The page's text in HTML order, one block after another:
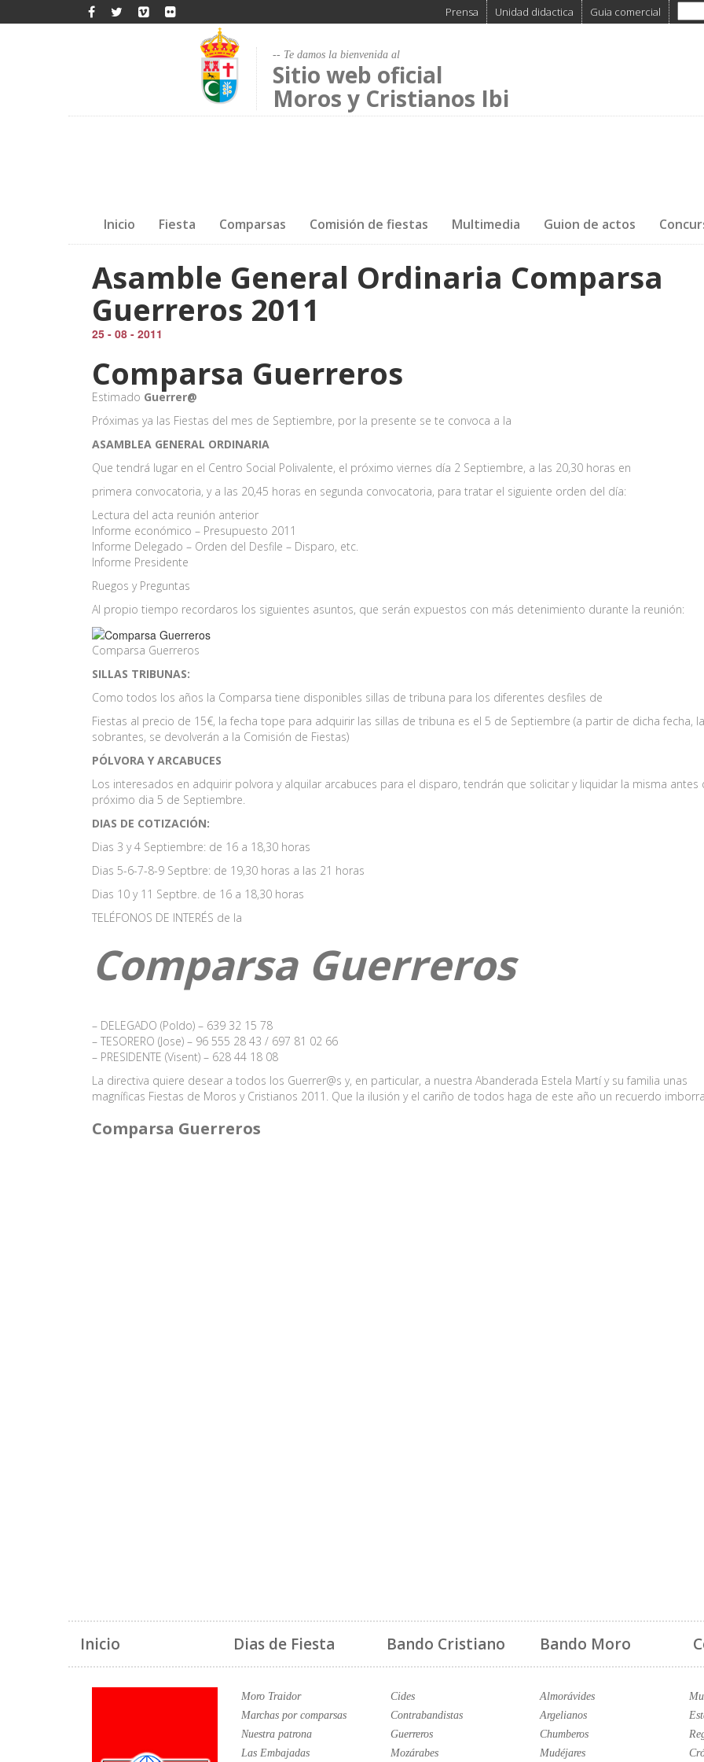
Prensa Unidad didactica Guia comercial
-- Te damos la bienvenida al
Sitio web oficial
Moros y Cristianos Ibi
Inicio Fiesta Comparsas Comisión de fiestas Multimedia Guion de actos
Asamble General Ordinaria Comparsa
Guerreros 2011
25 - 08 - 2011
Comparsa Guerreros
Estimado Guerrer@
Próximas ya las Fiestas del mes de Septiembre, por la presente se te convoca a la
ASAMBLEA GENERAL ORDINARIA
Que tendrá lugar en el Centro Social Polivalente, el próximo viernes día 2 Septiembre, a las 20,30 horas en
primera convocatoria, y a las 20,45 horas en segunda convocatoria, para tratar el siguiente orden del día:
Lectura del acta reunión anterior
Informe económico – Presupuesto 2011
Informe Delegado – Orden del Desfile – Disparo, etc.
Informe Presidente
Ruegos y Preguntas
Al propio tiempo recordaros los siguientes asuntos, que serán expuestos con más detenimiento durante la reunión:
Comparsa Guerreros
SILLAS TRIBUNAS:
Como todos los años la Comparsa tiene disponibles sillas de tribuna para los diferentes desfiles de
Fiestas al precio de 15€, la fecha tope para adquirir las sillas de tribuna es el 5 de Septiembre (a partir de dicha fecha,
sobrantes, se devolverán a la Comisión de Fiestas)
PÓLVORA Y ARCABUCES
Los interesados en adquirir polvora y alquilar arcabuces para el disparo, tendrán que solicitar y liquidar la misma antes
próximo dia 5 de Septiembre.
DIAS DE COTIZACIÓN:
Dias 3 y 4 Septiembre: de 16 a 18,30 horas
Dias 5-6-7-8-9 Septbre: de 19,30 horas a las 21 horas
Dias 10 y 11 Septbre. de 16 a 18,30 horas
TELÉFONOS DE INTERÉS de la
Comparsa Guerreros
– DELEGADO (Poldo) – 639 32 15 78
– TESORERO (Jose) – 96 555 28 43 / 697 81 02 66
– PRESIDENTE (Visent) – 628 44 18 08
La directiva quiere desear a todos los Guerrer@s y, en particular, a nuestra Abanderada Estela Martí y su familia unas
magníficas Fiestas de Moros y Cristianos 2011. Que la ilusión y el cariño de todos haga de este año un recuerdo
Comparsa Guerreros
Inicio Dias de Fiesta Bando Cristiano Bando Moro
Moro Traidor
Marchas por comparsas
Nuestra patrona
Las Embajadas
Cides
Contrabandistas
Guerreros
Mozárabes
Almorávides
Argelianos
Chumberos
Mudéjares